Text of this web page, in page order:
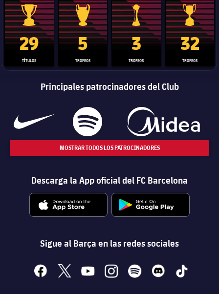
Trofeo de La Liga
29
TÍTULOS
Trofeo de la Liga de Campeones
5
TROFEOS
Trofeo del Mundial de
3
TROFEOS
Copa del
32
TROFEOS
Principales patrocinadores del Club
MOSTRAR TODOS LOS PATROCINADORES
Descarga la App oficial del FC Barcelona
Sigue al Barça en las redes sociales
facebook
x youtubeinstagramspotify discord tiktok